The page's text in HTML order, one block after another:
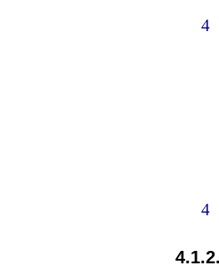
4
4